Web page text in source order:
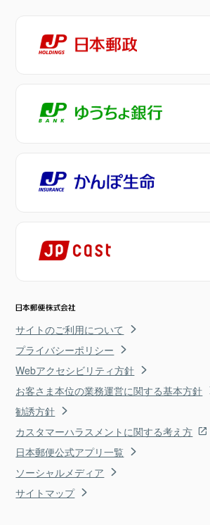
サイトのご利用について
プライバシーポリシー
Webアクセシビリティ方針
お客さま本位の業務運営に関する基本方針
勧誘方針
カスタマーハラスメントに関する考え方
日本郵便公式アプリ一覧
ソーシャルメディア
サイトマップ